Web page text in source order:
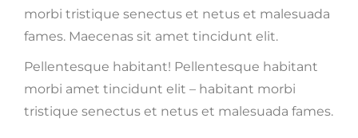
morbi tristique senectus et netus et malesuada
fames. Maecenas sit amet tincidunt elit.
Pellentesque habitant! Pellentesque habitant
morbi amet tincidunt elit – habitant morbi
tristique senectus et netus et malesuada fames.